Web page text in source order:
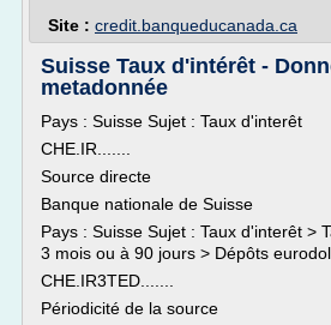
Site : credit.banqueducanada.ca
Suisse Taux d'intérêt -
metadonnée
Pays : Suisse Sujet : Taux d'interêt
CHE.IR.......
Source directe
Banque nationale de Suisse
Pays : Suisse Sujet : Taux d'interêt >
3 mois ou à 90 jours > Dépôts
CHE.IR3TED.......
Périodicité de la source